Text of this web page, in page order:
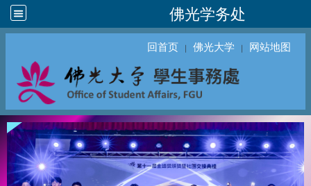
佛光学务处
回首页 ｜ 佛光大学 ｜ 网站地图